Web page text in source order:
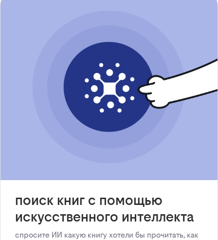
поиск книг с помощью
искусственного интеллекта
спросите ИИ какую книгу хотели бы прочитать, как